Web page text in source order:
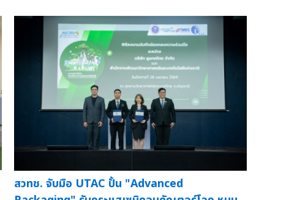
สวทช. จับมือ UTAC ปั้น "Advanced